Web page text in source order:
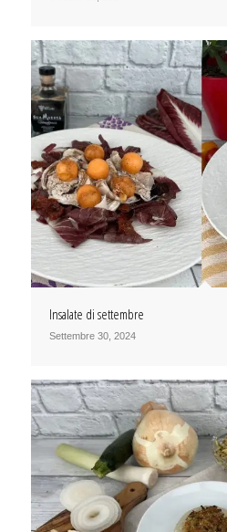
Insalate di settembre
Settembre 30, 2024